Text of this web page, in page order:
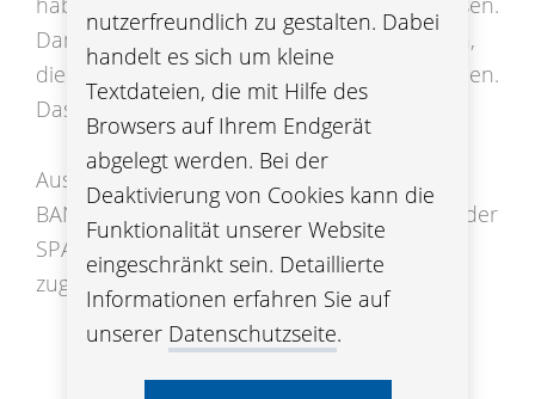
Dann können Sie nur jene Fonds auswählen,
die Sie in der Liste „ÖBV Fondsvorsorge“ finden.
Das gilt auch bei Switch und Shift.
Ausgewählte Fonds "vermittelt über SPARDA
BANK" sind
nur für Kundinnen und Kunden der
SPARDA BANK/VOLKSBANK Wien AG
zugänglich.
nutzerfreundlich zu gestalten. Dabei
handelt es sich um kleine
Textdateien, die mit Hilfe des
Browsers auf Ihrem Endgerät
abgelegt werden. Bei der
Deaktivierung von Cookies kann die
Funktionalität unserer Website
eingeschränkt sein. Detaillierte
Informationen erfahren Sie auf
unserer Datenschutzseite.